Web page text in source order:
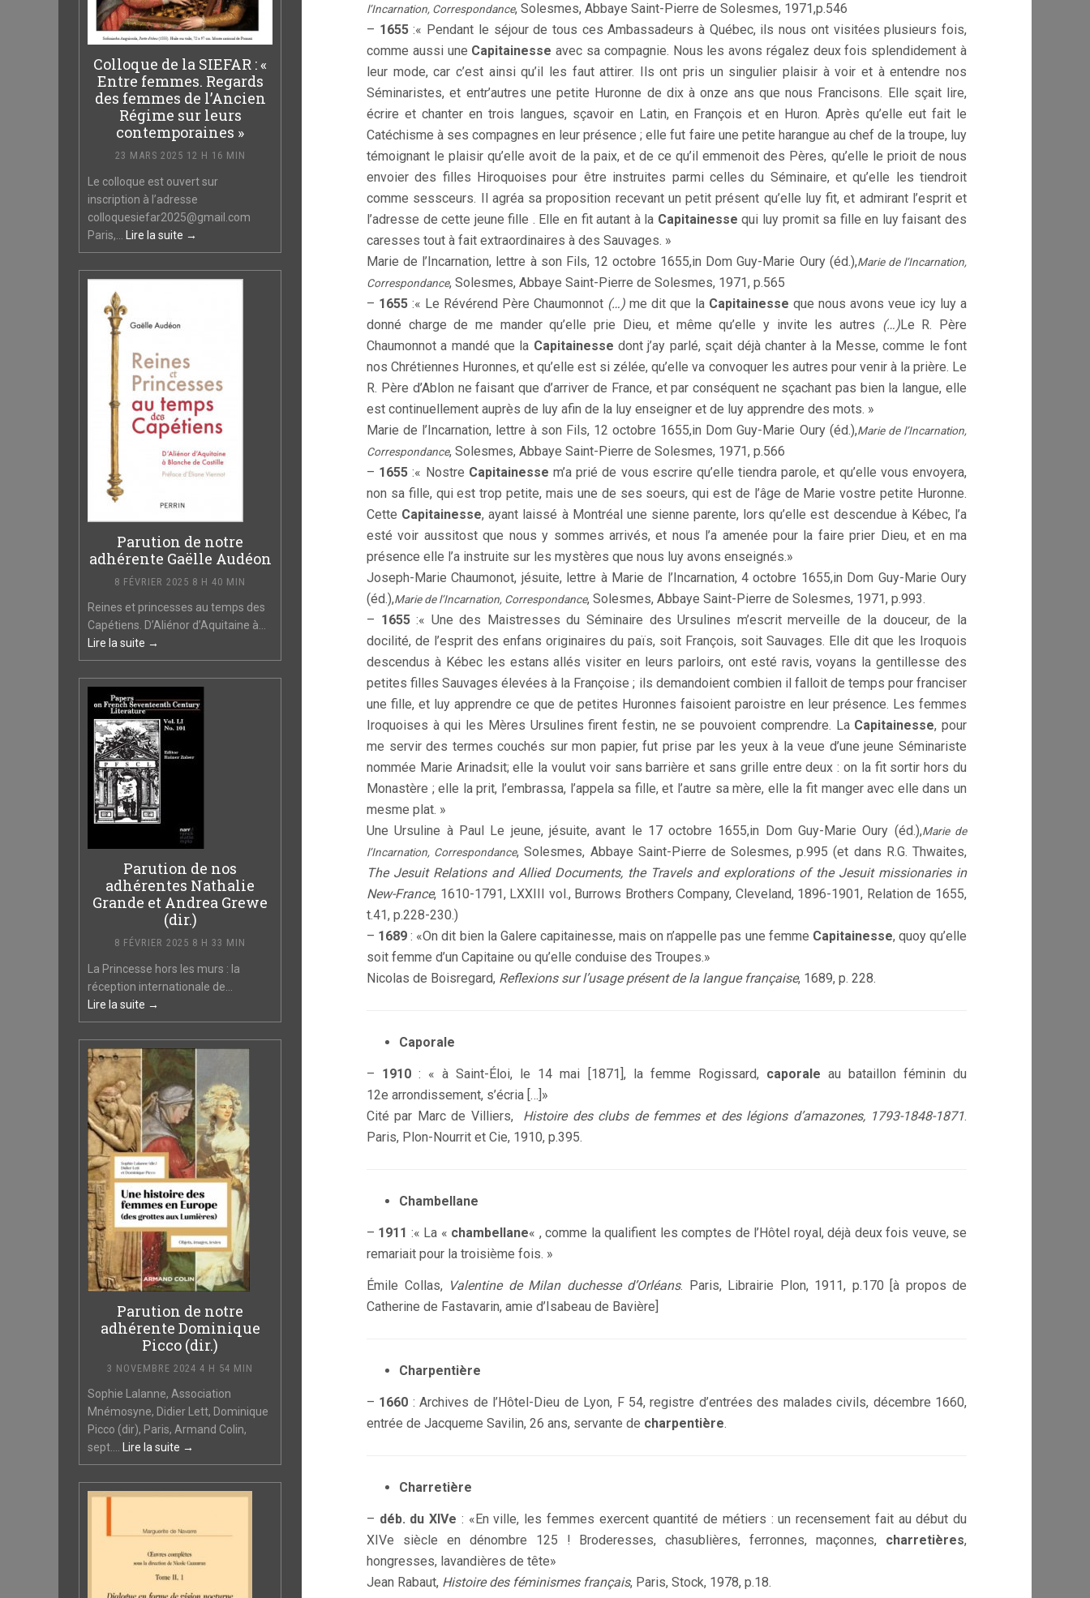
Colloque de la SIEFAR : «
Entre femmes. Regards
des femmes de l’Ancien
Régime sur leurs
contemporaines »
23 MARS 2025 12 H 16 MIN
Le colloque est ouvert sur
inscription à l’adresse
colloquesiefar2025@gmail.com
Paris,... Lire la suite →
Parution de notre
adhérente Gaëlle Audéon
8 FÉVRIER 2025 8 H 40 MIN
Reines et princesses au temps des
Capétiens. D’Aliénor d’Aquitaine à...
Lire la suite →
Parution de nos
adhérentes Nathalie
Grande et Andrea Grewe
(dir.)
8 FÉVRIER 2025 8 H 33 MIN
La Princesse hors les murs : la
réception internationale de...
Lire la suite →
Parution de notre
adhérente Dominique
Picco (dir.)
3 NOVEMBRE 2024 4 H 54 MIN
Sophie Lalanne, Association
Mnémosyne, Didier Lett, Dominique
Picco (dir), Paris, Armand Colin,
sept.... Lire la suite →
l’Incarnation, Correspondance, Solesmes, Abbaye Saint-Pierre de Solesmes, 1971,p.546
– 1655:« Pendant le séjour de tous ces Ambassadeurs à Québec, ils nous ont visitées plusieurs fois,
comme aussi une Capitainesseavec sa compagnie. Nous les avons régalez deux fois splendidement à
leur mode, car c’est ainsi qu’il les faut attirer. Ils ont pris un singulier plaisir à voir et à entendre nos
Séminaristes, et entr’autres une petite Huronne de dix à onze ans que nous Francisons. Elle sçait lire,
écrire et chanter en trois langues, sçavoir en Latin, en François et en Huron. Après qu’elle eut fait le
Catéchisme à ses compagnes en leur présence ; elle fut faire une petite harangue au chef de la troupe, luy
témoignant le plaisir qu’elle avoit de la paix, et de ce qu’il emmenoit des Pères, qu’elle le prioit de nous
envoier des filles Hiroquoises pour être instruites parmi celles du Séminaire, et qu’elle les tiendroit
comme sessceurs. Il agréa sa proposition recevant un petit présent qu’elle luy fit, et admirant l’esprit et
l’adresse de cette jeune fille . Elle en fit autant à la Capitainessequi luy promit sa fille en luy faisant des
caresses tout à fait extraordinaires à des Sauvages. »
Marie de l’Incarnation, lettre à son Fils, 12 octobre 1655,in Dom Guy-Marie Oury (éd.),Marie de l’Incarnation,
Correspondance, Solesmes, Abbaye Saint-Pierre de Solesmes, 1971, p.565
– 1655 :« Le Révérend Père Chaumonnot (…) me dit que la Capitainesse que nous avons veue icy luy a
donné charge de me mander qu’elle prie Dieu, et même qu’elle y invite les autres (…)Le R. Père
Chaumonnot a mandé que la Capitainessedont j’ay parlé, sçait déjà chanter à la Messe, comme le font
nos Chrétiennes Huronnes, et qu’elle est si zélée, qu’elle va convoquer les autres pour venir à la prière. Le
R. Père d’Ablon ne faisant que d’arriver de France, et par conséquent ne sçachant pas bien la langue, elle
est continuellement auprès de luy afin de la luy enseigner et de luy apprendre des mots. »
Marie de l’Incarnation, lettre à son Fils, 12 octobre 1655,in Dom Guy-Marie Oury (éd.),Marie de l’Incarnation,
Correspondance, Solesmes, Abbaye Saint-Pierre de Solesmes, 1971, p.566
– 1655:« Nostre Capitainesse m’a prié de vous escrire qu’elle tiendra parole, et qu’elle vous envoyera,
non sa fille, qui est trop petite, mais une de ses soeurs, qui est de l’âge de Marie vostre petite Huronne.
Cette Capitainesse, ayant laissé à Montréal une sienne parente, lors qu’elle est descendue à Kébec, l’a
esté voir aussitost que nous y sommes arrivés, et nous l’a amenée pour la faire prier Dieu, et en ma
présence elle l’a instruite sur les mystères que nous luy avons enseignés.»
Joseph-Marie Chaumonot, jésuite, lettre à Marie de l’Incarnation, 4 octobre 1655,in Dom Guy-Marie Oury
(éd.),Marie de l’Incarnation, Correspondance, Solesmes, Abbaye Saint-Pierre de Solesmes, 1971, p.993.
– 1655:« Une des Maistresses du Séminaire des Ursulines m’escrit merveille de la douceur, de la
docilité, de l’esprit des enfans originaires du païs, soit François, soit Sauvages. Elle dit que les Iroquois
descendus à Kébec les estans allés visiter en leurs parloirs, ont esté ravis, voyans la gentillesse des
petites filles Sauvages élevées à la Françoise ; ils demandoient combien il falloit de temps pour franciser
une fille, et luy apprendre ce que de petites Huronnes faisoient paroistre en leur présence. Les femmes
Iroquoises à qui les Mères Ursulines firent festin, ne se pouvoient comprendre. La Capitainesse, pour
me servir des termes couchés sur mon papier, fut prise par les yeux à la veue d’une jeune Séminariste
nommée Marie Arinadsit; elle la voulut voir sans barrière et sans grille entre deux : on la fit sortir hors du
Monastère ; elle la prit, l’embrassa, l’appela sa fille, et l’autre sa mère, elle la fit manger avec elle dans un
mesme plat. »
Une Ursuline à Paul Le jeune, jésuite, avant le 17 octobre 1655,in Dom Guy-Marie Oury (éd.),Marie de
l’Incarnation, Correspondance, Solesmes, Abbaye Saint-Pierre de Solesmes, p.995 (et dans R.G. Thwaites,
The Jesuit Relations and Allied Documents, the Travels and explorations of the Jesuit missionaries in
New-France, 1610-1791, LXXIII vol., Burrows Brothers Company, Cleveland, 1896-1901, Relation de 1655,
t.41, p.228-230.)
– 1689: «On dit bien la Galere capitainesse, mais on n’appelle pas une femme Capitainesse, quoy qu’elle
soit femme d’un Capitaine ou qu’elle conduise des Troupes.»
Nicolas de Boisregard, Reflexions sur l’usage présent de la langue française, 1689, p. 228.
Caporale
– 1910 : « à Saint-Éloi, le 14 mai [1871], la femme Rogissard, caporale au bataillon féminin du
12e arrondissement, s’écria […]»
Cité par Marc de Villiers, Histoire des clubs de femmes et des légions d’amazones, 1793-1848-1871.
Paris, Plon-Nourrit et Cie, 1910, p.395.
Chambellane
– 1911 :« La « chambellane« , comme la qualifient les comptes de l’Hôtel royal, déjà deux fois veuve, se
remariait pour la troisième fois. »
Émile Collas, Valentine de Milan duchesse d’Orléans. Paris, Librairie Plon, 1911, p.170 [à propos de
Catherine de Fastavarin, amie d’Isabeau de Bavière]
Charpentière
– 1660 : Archives de l’Hôtel-Dieu de Lyon, F 54, registre d’entrées des malades civils, décembre 1660,
entrée de Jacqueme Savilin, 26 ans, servante de charpentière.
Charretière
– déb. du XIVe : «En ville, les femmes exercent quantité de métiers : un recensement fait au début du
XIVe siècle en dénombre 125 ! Broderesses, chasublières, ferronnes, maçonnes, charretières,
hongresses, lavandières de tête»
Jean Rabaut, Histoire des féminismes français, Paris, Stock, 1978, p.18.